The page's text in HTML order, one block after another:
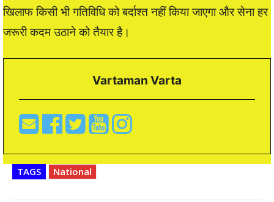
खिलाफ किसी भी गतिविधि को बर्दाश्त नहीं किया जाएगा और सेना हर
जरूरी कदम उठाने को तैयार है।
Vartaman Varta
TAGS National